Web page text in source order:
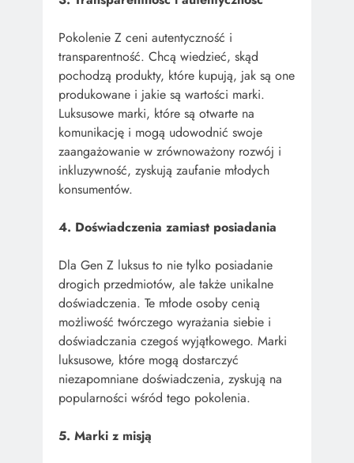
Pokolenie Z ceni autentyczność i
transparentność. Chcą wiedzieć, skąd
pochodzą produkty, które kupują, jak są one
produkowane i jakie są wartości marki.
Luksusowe marki, które są otwarte na
komunikację i mogą udowodnić swoje
zaangażowanie w zrównoważony rozwój i
inkluzywność, zyskują zaufanie młodych
konsumentów.
4. Doświadczenia zamiast posiadania
Dla Gen Z luksus to nie tylko posiadanie
drogich przedmiotów, ale także unikalne
doświadczenia. Te młode osoby cenią
możliwość twórczego wyrażania siebie i
doświadczania czegoś wyjątkowego. Marki
luksusowe, które mogą dostarczyć
niezapomniane doświadczenia, zyskują na
popularności wśród tego pokolenia.
5. Marki z misją